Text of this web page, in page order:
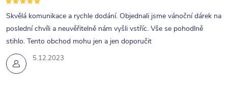
5.12.2023
Skvělá komunikace a rychle dodání. Objednali jsme vánoční dárek na
poslední chvíli a neuvěřitelně nám vyšli vstříc. Vše se pohodlně
stihlo. Tento obchod mohu jen a jen doporučit